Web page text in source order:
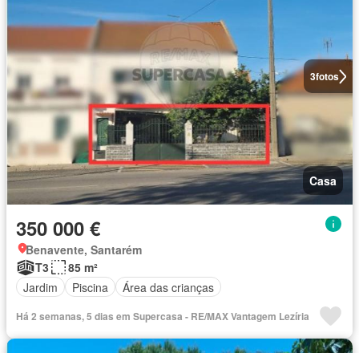
3fotos
Casa
350 000 €
Benavente, Santarém
T3
85 m²
Jardim
Piscina Área das crianças
Há 2 semanas, 5 dias em Supercasa - RE/MAX Vantagem Lezíria